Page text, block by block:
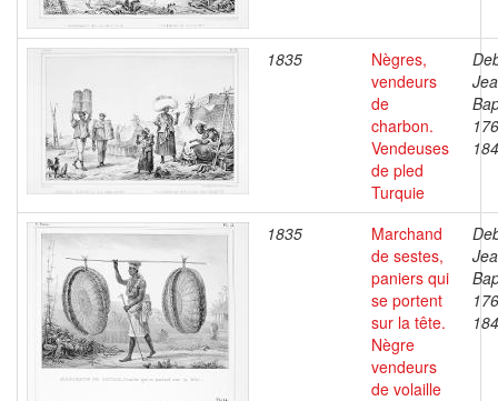
1835
Nègres,
vendeurs
de
charbon.
Vendeuses
de pled
Turquie
1835
Marchand
de sestes,
paniers qui
se portent
sur la tête.
Nègre
vendeurs
de volaille